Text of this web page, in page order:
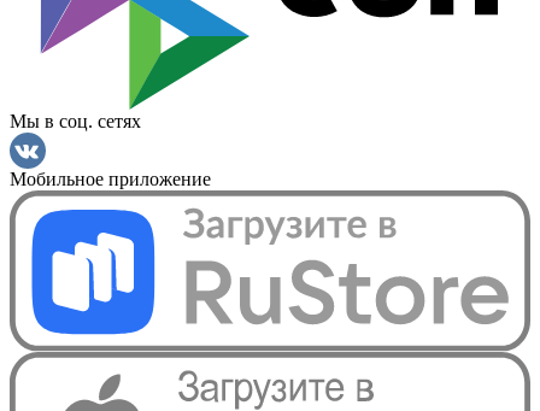
Мы в соц. сетях
Мобильное приложение